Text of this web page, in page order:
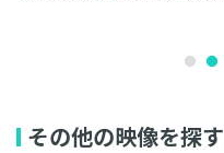
その他の映像を探す